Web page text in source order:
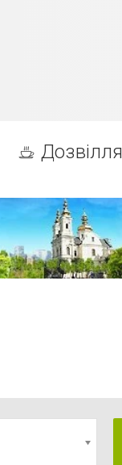
Дозвілля